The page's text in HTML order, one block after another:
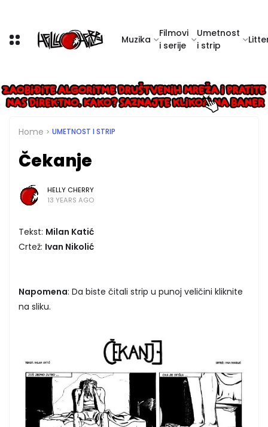
Muzika
Filmovi
i serije
Umetnost
i strip
Home UMETNOST I STRIP
Čekanje
HELLY CHERRY
13 YEARS AGO
Tekst: Milan Katić
Crtež: Ivan Nikolić
Napomena: Da biste čitali strip u punoj veličini kliknite
na sliku.